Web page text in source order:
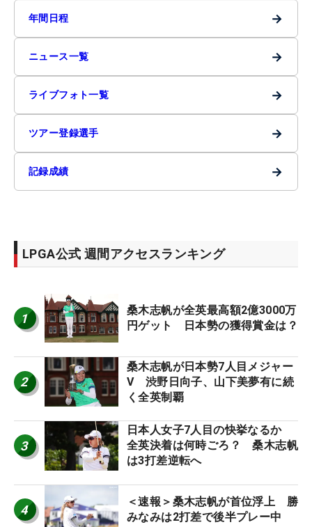
年間日程 →
ニュース一覧 →
ライブフォト一覧 →
ツアー登録選手 →
記録成績 →
LPGA公式 週間アクセスランキング
1
桑木志帆が全英最高額2億3000万
円ゲット 日本勢の獲得賞金は？
2
桑木志帆が日本勢7人目メジャー
V 渋野日向子、山下美夢有に続
く全英制覇
3
日本人女子7人目の快挙なるか
全英決着は何時ごろ？ 桑木志帆
は3打差逆転へ
4
＜速報＞桑木志帆が首位浮上 勝
みなみは2打差で後半プレー中